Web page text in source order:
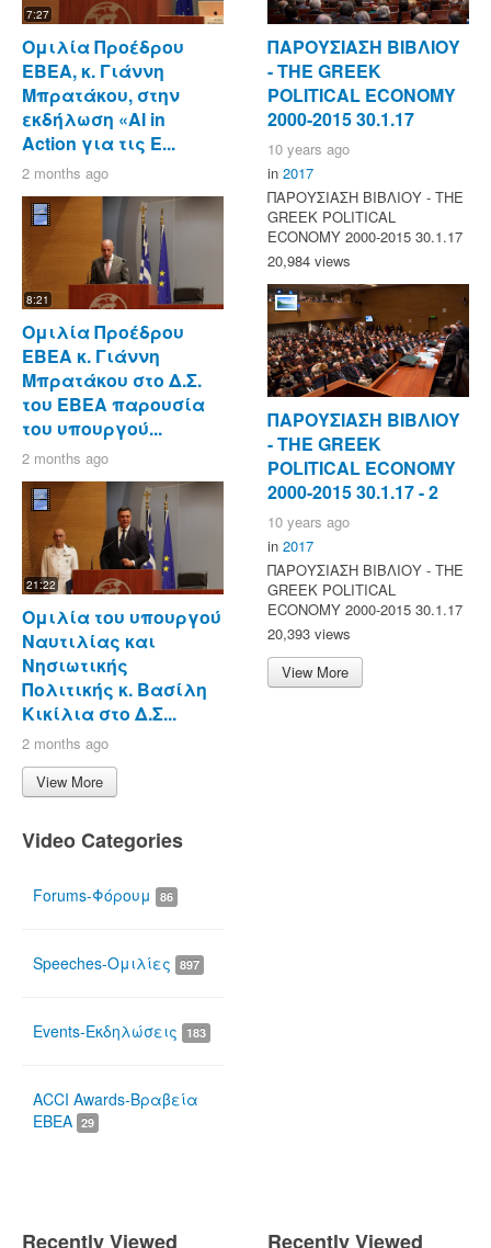
7:27
Ομιλία Προέδρου
ΕΒΕΑ, κ. Γιάννη
Μπρατάκου, στην
εκδήλωση «AI in
Action για τις Ε...
2 months ago
8:21
Ομιλία Προέδρου
ΕΒΕΑ κ. Γιάννη
Μπρατάκου στο Δ.Σ.
του ΕΒΕΑ παρουσία
του υπουργού...
2 months ago
21:22
Ομιλία του υπουργού
Ναυτιλίας και
Νησιωτικής
Πολιτικής κ. Βασίλη
Κικίλια στο Δ.Σ...
2 months ago
View More
Video Categories
Forums-Φόρουμ 86
Speeches-Ομιλίες 897
Events-Εκδηλώσεις 183
ACCI Awards-Βραβεία
ΕΒΕΑ 29
ΠΑΡΟΥΣΙΑΣΗ ΒΙΒΛΙΟΥ
- ΤΗΕ GREEK
POLITICAL ECONOMY
2000-2015 30.1.17
10 years ago
in 2017
ΠΑΡΟΥΣΙΑΣΗ ΒΙΒΛΙΟΥ - ΤΗΕ
GREEK POLITICAL
ECONOMY 2000-2015 30.1.17
20,984 views
ΠΑΡΟΥΣΙΑΣΗ ΒΙΒΛΙΟΥ
- ΤΗΕ GREEK
POLITICAL ECONOMY
2000-2015 30.1.17 - 2
10 years ago
in 2017
ΠΑΡΟΥΣΙΑΣΗ ΒΙΒΛΙΟΥ - ΤΗΕ
GREEK POLITICAL
ECONOMY 2000-2015 30.1.17
20,393 views
View More
Recently Viewed Recently Viewed